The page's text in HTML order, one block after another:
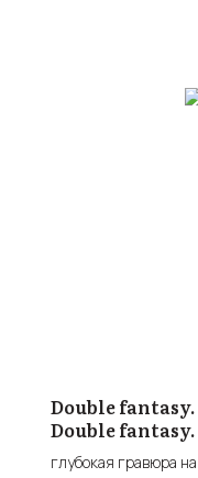
Double
Double fantasy.
глубокая гравюра